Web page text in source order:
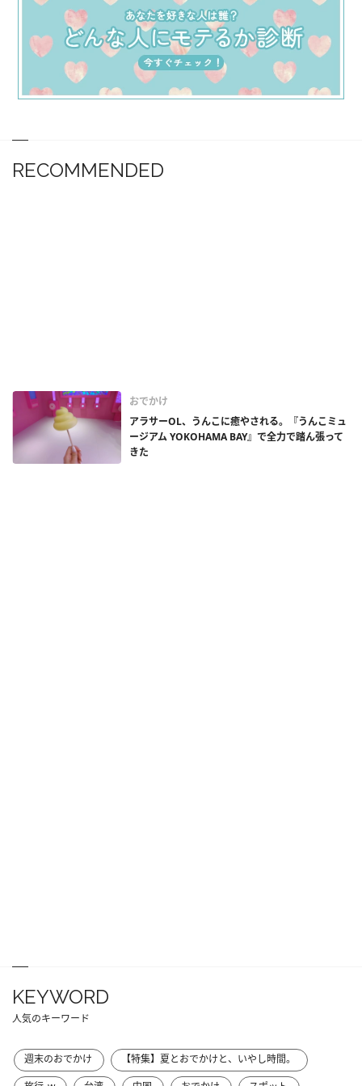
RECOMMENDED
おでかけ
アラサーOL、うんこに癒やされる。『うんこミュ
ージアム YOKOHAMA BAY』で全力で踏ん張って
きた
KEYWORD
人気のキーワード
週末のおでかけ
【特集】夏とおでかけと、いやし時間。